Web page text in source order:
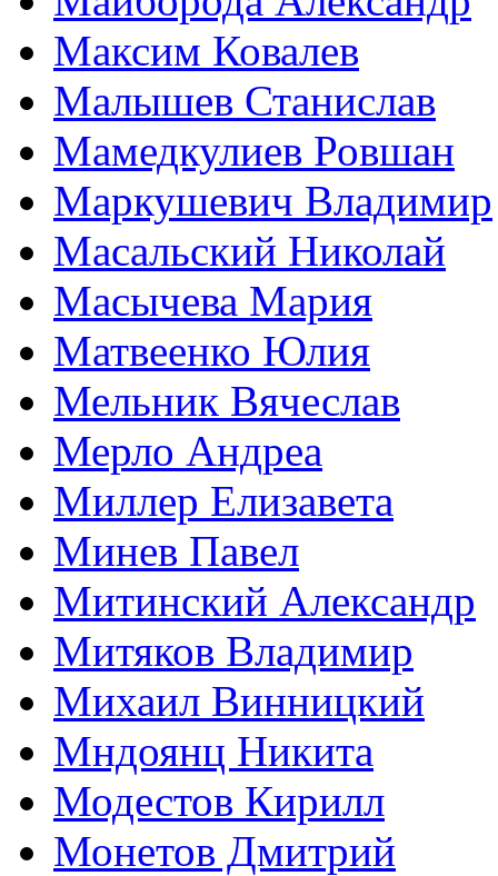
Максим Ковалев
Малышев Станислав
Мамедкулиев Ровшан
Маркушевич Владимир
Масальский Николай
Масычева Мария
Матвеенко Юлия
Мельник Вячеслав
Мерло Андреа
Миллер Елизавета
Минев Павел
Митинский Александр
Митяков Владимир
Михаил Винницкий
Мндоянц Никита
Модестов Кирилл
Монетов Дмитрий